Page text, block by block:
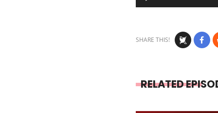
Player
SHARE THIS!
RELATED